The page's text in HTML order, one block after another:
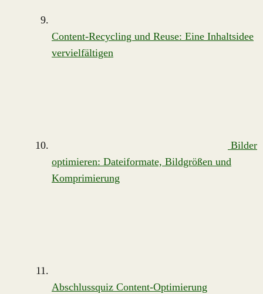
Content-Recycling und Reuse: Eine Inhaltsidee
vervielfältigen
Bilder
optimieren: Dateiformate, Bildgrößen und
Komprimierung
Abschlussquiz Content-Optimierung